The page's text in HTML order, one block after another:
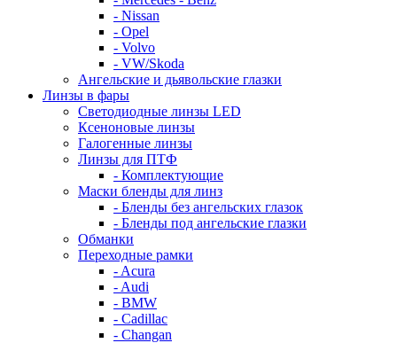
- Nissan
- Opel
- Volvo
- VW/Skoda
Ангельские и дьявольские глазки
Линзы в фары
Светодиодные линзы LED
Ксеноновые линзы
Галогенные линзы
Линзы для ПТФ
- Комплектующие
Маски бленды для линз
- Бленды без ангельских глазок
- Бленды под ангельские глазки
Обманки
Переходные рамки
- Acura
- Audi
- BMW
- Cadillac
- Changan